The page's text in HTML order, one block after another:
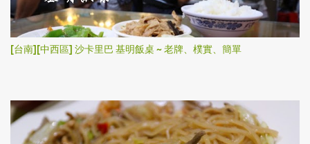
[台南][中西區] 沙卡里巴 基明飯桌 ~ 老牌、樸實、簡單